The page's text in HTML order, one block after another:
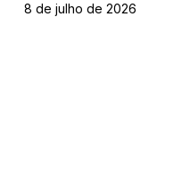
8 de julho de 2026